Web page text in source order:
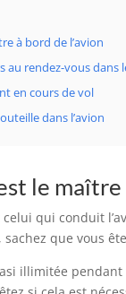
à bord de l’avion
au rendez-vous dans
en cours de vol
dans l’avion
le maître
qui conduit
sachez que vous
illimitée pendant